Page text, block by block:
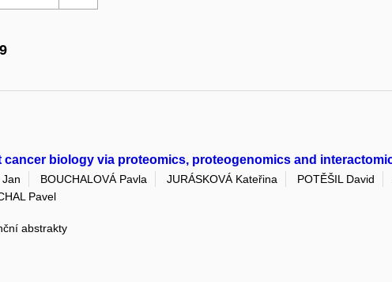
cancer biology via proteomics, proteogenomics and
BOUCHALOVÁ Pavla JURÁSKOVÁ Kateřina POTĚŠIL David
Pavel
abstrakty